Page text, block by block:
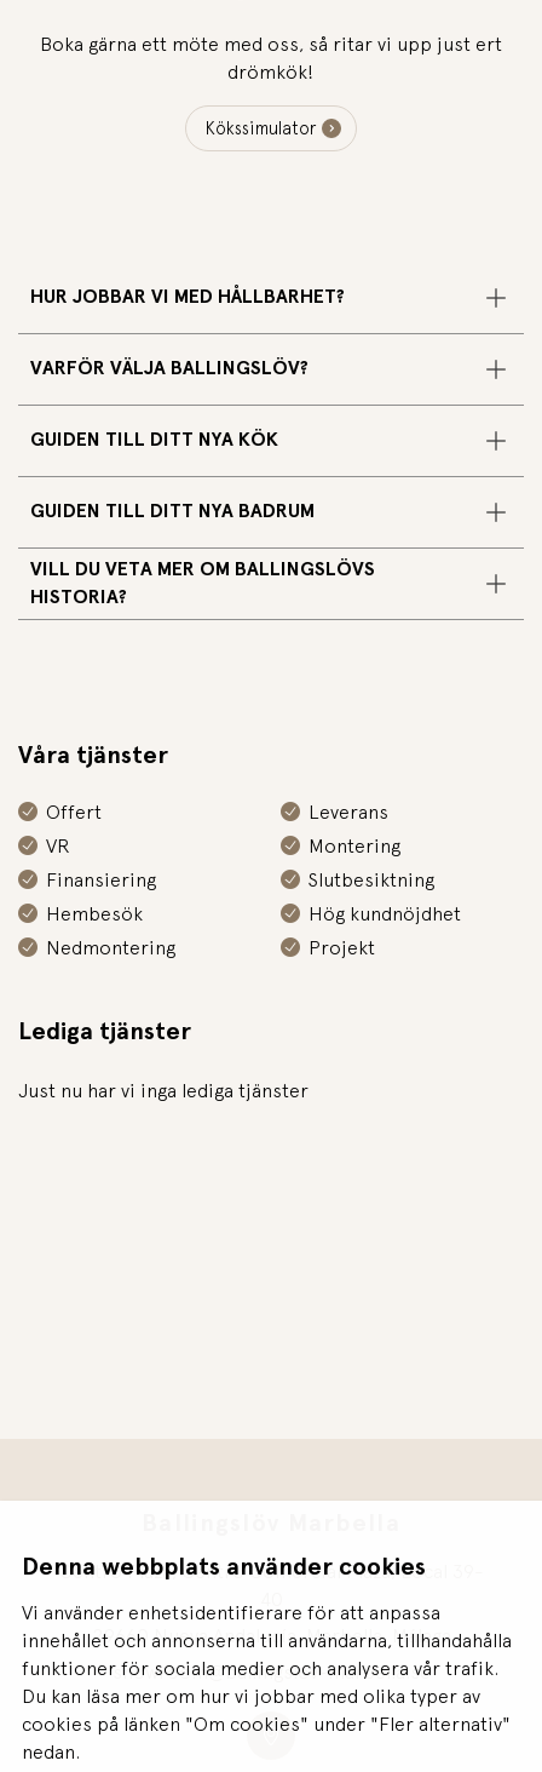
Denna webbplats använder cookies
Vi använder enhetsidentifierare för att anpassa
innehållet och annonserna till användarna, tillhandahålla
funktioner för sociala medier och analysera vår trafik.
Du kan läsa mer om hur vi jobbar med olika typer av
cookies på länken "Om cookies" under "Fler alternativ"
nedan.
Boka gärna ett möte med oss, så ritar vi upp just ert
drömkök!
Kökssimulator
HUR JOBBAR VI MED HÅLLBARHET?
VARFÖR VÄLJA BALLINGSLÖV?
GUIDEN TILL DITT NYA KÖK
GUIDEN TILL DITT NYA BADRUM
VILL DU VETA MER OM BALLINGSLÖVS
HISTORIA?
Våra tjänster
Offert
VR
Finansiering
Hembesök
Nedmontering
Leverans
Montering
Slutbesiktning
Hög kundnöjdhet
Projekt
Lediga tjänster
Just nu har vi inga lediga tjänster
Centro Plaza, Centro Comercial Plaza, Local 39-
29660 Nueva Andalucía, Marbella, Málaga
showroom@ballingslov-marbella.se